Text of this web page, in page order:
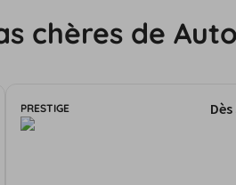
chères de
PRESTIGE Dès